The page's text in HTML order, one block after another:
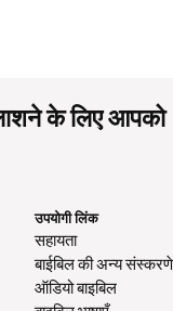
के लिए आपको
उपयोगी लिंक
सहायता
बाईबिल की अन्य संस्करणे
ऑडियो बाइबिल